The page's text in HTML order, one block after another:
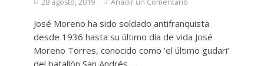
28 agosto, 2019 Añadir un Comentario
José Moreno ha sido soldado antifranquista
desde 1936 hasta su último día de vida José
Moreno Torres, conocido como ‘el último gudari’
del batallón San Andrés...